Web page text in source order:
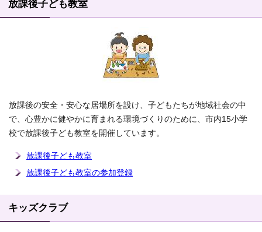
放課後子ども教室
放課後の安全・安心な居場所を設け、子どもたちが地域社会の中
で、心豊かに健やかに育まれる環境づくりのために、市内15小学
校で放課後子ども教室を開催しています。
放課後子ども教室
放課後子ども教室の参加登録
キッズクラブ